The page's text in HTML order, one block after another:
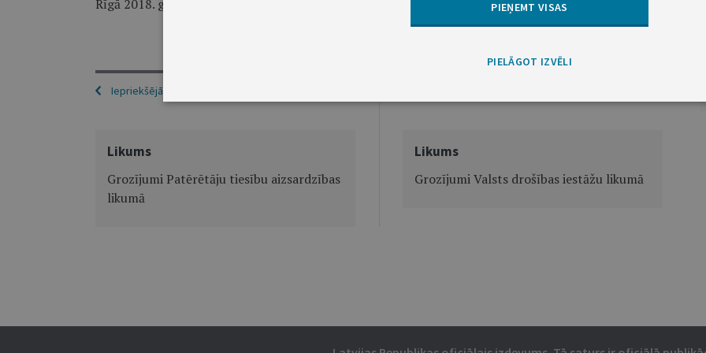
Rīgā 2018. gada 16. oktobrī
Iepriekšējā
Likums
Grozījumi Patērētāju tiesību aizsardzības
likumā
Likums
Grozījumi Valsts drošības iestāžu likumā
PIEŅEMT VISAS
PIELĀGOT IZVĒLI